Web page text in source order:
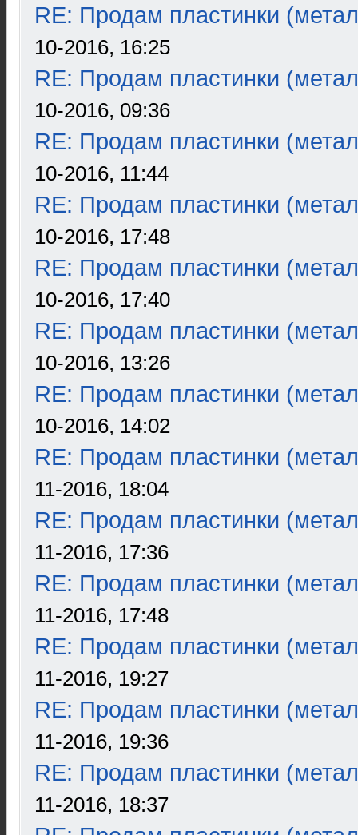
RE: Продам пластинки
10-2016, 16:25
RE: Продам пластинки
10-2016, 09:36
RE: Продам пластинки
10-2016, 11:44
RE: Продам пластинки
10-2016, 17:48
RE: Продам пластинки
10-2016, 17:40
RE: Продам пластинки
10-2016, 13:26
RE: Продам пластинки
10-2016, 14:02
RE: Продам пластинки
11-2016, 18:04
RE: Продам пластинки
11-2016, 17:36
RE: Продам пластинки
11-2016, 17:48
RE: Продам пластинки
11-2016, 19:27
RE: Продам пластинки
11-2016, 19:36
RE: Продам пластинки
11-2016, 18:37